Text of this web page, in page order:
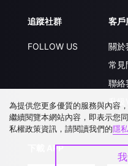
追蹤社群
FOLLOW US
客戶
關於
常見
聯絡
升級
下載 APP
為提供您更多優質的服務與內容
繼續閱覽本網站內容，即表示您
私權政策資訊，請閱讀我們的隱